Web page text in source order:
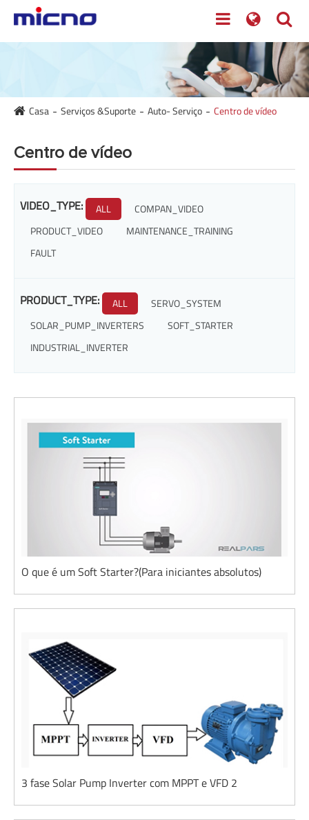
Casa Serviços &Suporte Auto- Serviço Centro de vídeo
Centro de vídeo
VIDEO_TYPE: ALL
COMPAN_VIDEO
PRODUCT_VIDEO
MAINTENANCE_TRAINING
FAULT
PRODUCT_TYPE: ALL
SERVO_SYSTEM
SOLAR_PUMP_INVERTERS
SOFT_STARTER
INDUSTRIAL_INVERTER
O que é um Soft Starter?(Para iniciantes absolutos)
3 fase Solar Pump Inverter com MPPT e VFD 2